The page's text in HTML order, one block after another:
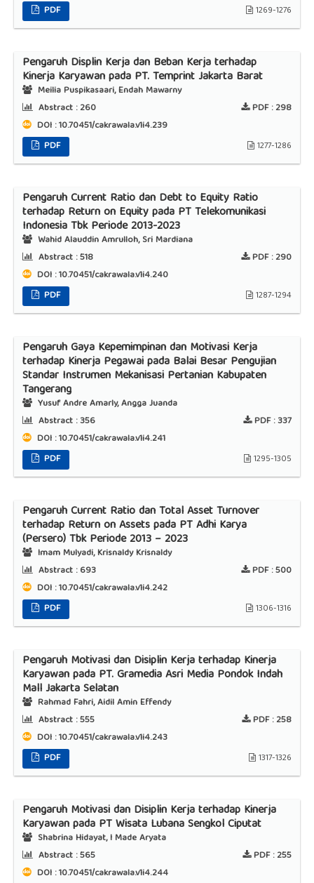
PDF
1269-1276
Pengaruh Displin Kerja dan Beban Kerja terhadap
Kinerja Karyawan pada PT. Temprint Jakarta Barat
Meilia Puspikasaari, Endah Mawarny
Abstract :260 PDF :298
DOI : 10.70451/cakrawala.v1i4.239
PDF
1277-1286
Pengaruh Current Ratio dan Debt to Equity Ratio
terhadap Return on Equity pada PT Telekomunikasi
Indonesia Tbk Periode 2013-2023
Wahid Alauddin Amrulloh, Sri Mardiana
Abstract :518 PDF :290
DOI : 10.70451/cakrawala.v1i4.240
PDF
1287-1294
Pengaruh Gaya Kepemimpinan dan Motivasi Kerja
terhadap Kinerja Pegawai pada Balai Besar Pengujian
Standar Instrumen Mekanisasi Pertanian Kabupaten
Tangerang
Yusuf Andre Amarly, Angga Juanda
Abstract :356 PDF :337
DOI : 10.70451/cakrawala.v1i4.241
PDF
1295-1305
Pengaruh Current Ratio dan Total Asset Turnover
terhadap Return on Assets pada PT Adhi Karya
(Persero) Tbk Periode 2013 – 2023
Imam Mulyadi, Krisnaldy Krisnaldy
Abstract :693 PDF :500
DOI : 10.70451/cakrawala.v1i4.242
PDF
1306-1316
Pengaruh Motivasi dan Disiplin Kerja terhadap Kinerja
Karyawan pada PT. Gramedia Asri Media Pondok Indah
Mall Jakarta Selatan
Rahmad Fahri, Aidil Amin Effendy
Abstract :555 PDF :258
DOI : 10.70451/cakrawala.v1i4.243
PDF
1317-1326
Pengaruh Motivasi dan Disiplin Kerja terhadap Kinerja
Karyawan pada PT Wisata Lubana Sengkol Ciputat
Shabrina Hidayat, I Made Aryata
Abstract :565 PDF :255
DOI : 10.70451/cakrawala.v1i4.244